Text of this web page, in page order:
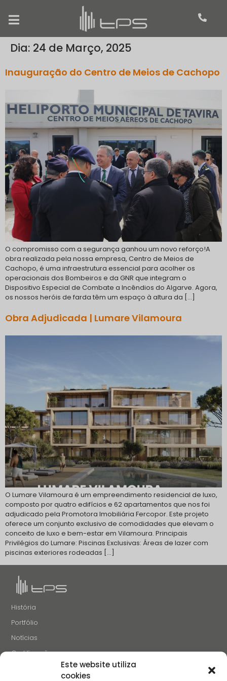
Este website utiliza
cookies
Dia: 24 de Março, 2025
Inauguração do Centro de Meios de Cachopo
O compromisso com a segurança ganhou um novo reforço!A
obra realizada pela nossa empresa, Centro de Meios de
Cachopo, é uma infraestrutura essencial para acolher os
operacionais dos Bombeiros e da GNR que integram o
Dispositivo Especial de Combate a Incêndios do Algarve. Agora,
os nossos heróis de farda têm um espaço à altura da […]
Obra Adjudicada | Lumare Vilamoura
O Lumare Vilamoura é um empreendimento residencial de luxo,
composto por quatro edifícios e 62 apartamentos que nos foi
adjudicado pela Promotora Imobiliária Fercopor. Este projeto
oferece um conjunto exclusivo de comodidades que elevam o
conceito de luxo e bem-estar em Vilamoura. Principais
Privilégios do Lumare: Piscinas Exclusivas: Áreas de lazer com
piscinas exteriores rodeadas […]
História
Portfólio
Notícias
Certificações